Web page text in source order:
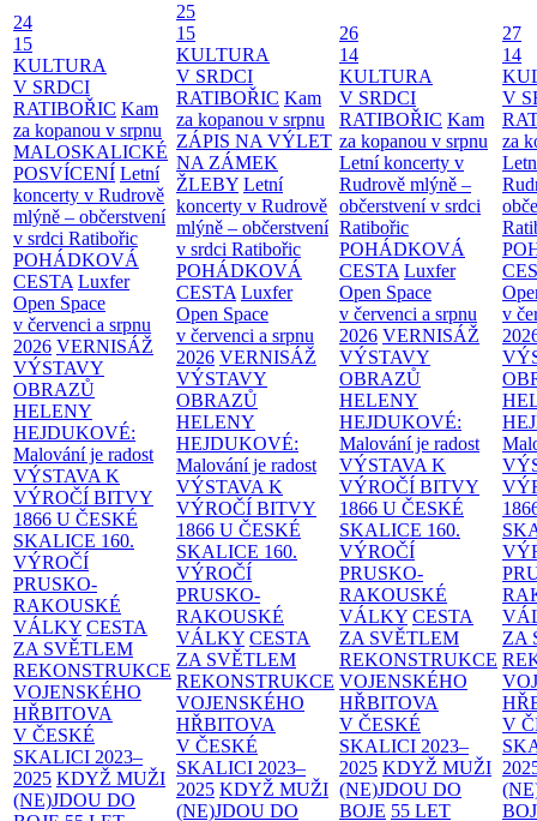
24
15
KULTURA
V SRDCI
RATIBOŘIC Kam
za kopanou v srpnu
MALOSKALICKÉ
POSVÍCENÍ Letní
koncerty v Rudrově
mlýně – občerstvení
v srdci Ratibořic
POHÁDKOVÁ
CESTA Luxfer
Open Space
v červenci a srpnu
2026 VERNISÁŽ
VÝSTAVY
OBRAZŮ
HELENY
HEJDUKOVÉ:
Malování je radost
VÝSTAVA K
VÝROČÍ BITVY
1866 U ČESKÉ
SKALICE 160.
VÝROČÍ
PRUSKO-
RAKOUSKÉ
VÁLKY CESTA
ZA SVĚTLEM
REKONSTRUKCE
VOJENSKÉHO
HŘBITOVA
V ČESKÉ
SKALICI 2023–
2025 KDYŽ MUŽI
(NE)JDOU DO
25
15
KULTURA
V SRDCI
RATIBOŘIC Kam
za kopanou v srpnu
ZÁPIS NA VÝLET
NA ZÁMEK
ŽLEBY Letní
koncerty v Rudrově
mlýně – občerstvení
v srdci Ratibořic
POHÁDKOVÁ
CESTA Luxfer
Open Space
v červenci a srpnu
2026 VERNISÁŽ
VÝSTAVY
OBRAZŮ
HELENY
HEJDUKOVÉ:
Malování je radost
VÝSTAVA K
VÝROČÍ BITVY
1866 U ČESKÉ
SKALICE 160.
VÝROČÍ
PRUSKO-
RAKOUSKÉ
VÁLKY CESTA
ZA SVĚTLEM
REKONSTRUKCE
VOJENSKÉHO
HŘBITOVA
V ČESKÉ
SKALICI 2023–
2025 KDYŽ MUŽI
(NE)JDOU DO
26
14
KULTURA
V SRDCI
RATIBOŘIC Kam
za kopanou v srpnu
Letní koncerty v
Rudrově mlýně –
občerstvení v srdci
Ratibořic
POHÁDKOVÁ
CESTA Luxfer
Open Space
v červenci a srpnu
2026 VERNISÁŽ
VÝSTAVY
OBRAZŮ
HELENY
HEJDUKOVÉ:
Malování je radost
VÝSTAVA K
VÝROČÍ BITVY
1866 U ČESKÉ
SKALICE 160.
VÝROČÍ
PRUSKO-
RAKOUSKÉ
VÁLKY CESTA
ZA SVĚTLEM
REKONSTRUKCE
VOJENSKÉHO
HŘBITOVA
V ČESKÉ
SKALICI 2023–
2025 KDYŽ MUŽI
(NE)JDOU DO
BOJE 55 LET
27
14
V
za
v
ZA
V